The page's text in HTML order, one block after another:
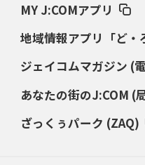
ダイナボアーズ、“逆輸入SO”三宅
2026年3月5日(木)更新
MY J:COMアプリ
地域情報アプリ「ど・
ジェイコムマガジン (
あなたの街のJ:COM (
ざっくぅパーク (ZAQ)